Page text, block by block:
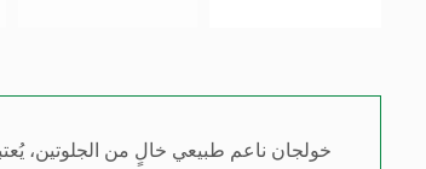
خولجان ناعم طبيعي خالٍ من الجلوتين،